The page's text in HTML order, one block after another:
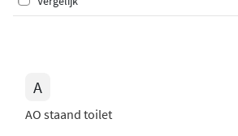
A
AO staand toilet